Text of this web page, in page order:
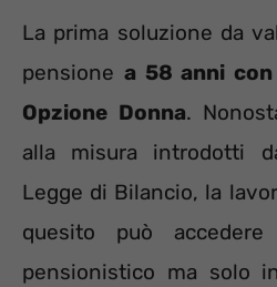
La prima soluzione da
pensione a 58 anni
Opzione Donna.
alla misura introdotti
Legge di Bilancio, la
quesito può
pensionistico ma solo